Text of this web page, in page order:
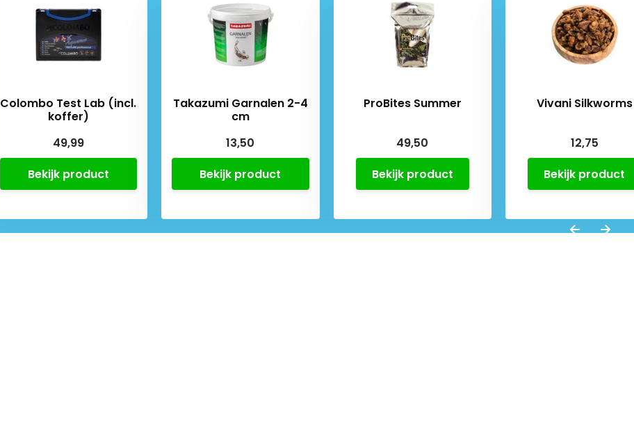
Colombo Test Lab (incl.
koffer)
49,99
Bekijk product
Takazumi Garnalen 2-4
cm
13,50
Bekijk product
ProBites Summer
49,50
Bekijk product
Vivani Silkworms
12,75
Bekijk product